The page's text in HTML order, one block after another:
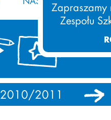
Zapraszamy
Zespołu
2010/2011